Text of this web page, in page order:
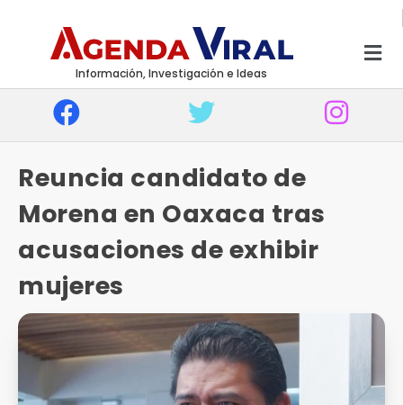
Información, Investigación e Ideas
Reuncia candidato de
Morena en Oaxaca tras
acusaciones de exhibir
mujeres